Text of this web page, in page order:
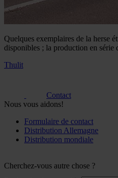
Quelques exemplaires de la herse
disponibles ; la production en série
Thulit
Contact
Nous vous aidons!
Formulaire de contact
Distribution Allemagne
Distribution mondiale
Cherchez-vous autre chose ?